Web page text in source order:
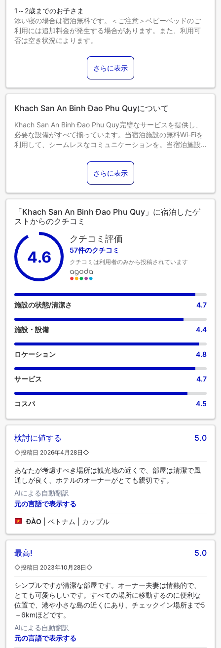
1～2歳までのお子さま
添い寝の場合は宿泊無料です。＜ご注意＞ベビーベッドのご
利用には追加料金が発生する場合があります。また、利用可
否は空き状況によります。
エキストラベッドをお申し込みください。
13歳以上のゲストは大人とみなされます。
エキストラベッドの追加可否は、お部屋タイプにより異なり
ます。各部屋タイプ欄の記載をご確認ください。
さらに表示
Khach San An Binh Đao Phu Quyについて
Khach San An Binh Đao Phu Quy完璧なサービスを提供し、
必要な設備がすべて揃っています。当宿泊施設の無料Wi-Fiを
利用して、シームレスなコミュニケーションを。当宿泊施設
策することができます。 ご宿泊のお客様は無料駐車場をご利
用いただけます。定評のある当宿泊施設では、お客様のご滞
在中、フロントデスクのスタッフが、コンシェルジュサービ
スなどの様々なサービスを提供しています。長期滞在のお客
敷地内にあるランドリーサービスをご利用いただくことで、
大切な旅行着を常に清潔に保つことができます。 リラックス
したい方のために、ルームサービスなどの便利な設備・サー
ビスをご用意しております。Khach San An Binh Đao Phu
Quyでくつろぎのひとときを。当宿泊施設は完全禁煙です。
喫煙を希望される方には、指定された喫煙ゾーンがありま
す。当宿泊施設には、快適な眠りに必要なすべての便利な設
備が整っております。 一部の客室にはエアコンやリネンのサ
ービスが備わっておりますので、快適なご滞在をお楽しみく
ださい。 Khach San An Binh Đao Phu Quyの一部客室では、
屋のデザインに組み込まれています。 多くの客室には、室内
ビデオストリーミング、日刊新聞、テレビがあり、ゲストを
楽しませてくれます。 一部の客室にはコーヒーや紅茶を淹れ
るのに必要なものがすべて揃っているので、のどの渇きを潤
オル、ドライヤーを備え付けております。 自分で料理を作り
たいですか？敷地内に調理設備があれば、きっとご満足いた
だけることでしょう。
さらに表示
「Khach San An Binh Đao Phu Quy」に宿泊したゲ
ストからのクチコミ
4.6
クチコミ評価
57件のクチコミ
クチコミは利用者のみから投稿されています
施設の状態/清潔さ 4.7
施設・設備 4.4
ロケーション 4.8
サービス 4.7
コスパ 4.5
検討に値する 5.0
◇投稿日 2026年4月28日◇
あなたが考慮すべき場所は観光地の近くで、部屋は清潔で風
通しが良く、ホテルのオーナーがとても親切です。
AIによる自動翻訳
元の言語で表示する
ĐÀO ベトナム | カップル
最高! 5.0
◇投稿日 2023年10月28日◇
シンプルですが清潔な部屋です。オーナー夫妻は情熱的で、
とても可愛らしいです。すべての場所に移動するのに便利な
位置で、港や小さな島の近くにあり、チェックイン場所まで5
～6kmほどです。
AIによる自動翻訳
元の言語で表示する